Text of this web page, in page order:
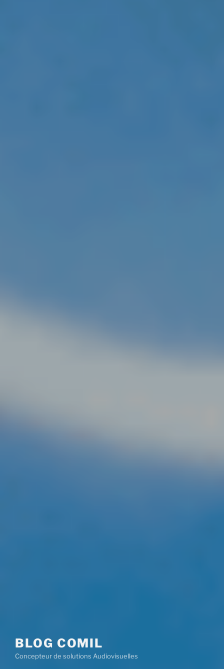
BLOG COMIL
Concepteur de solutions Audiovisuelles